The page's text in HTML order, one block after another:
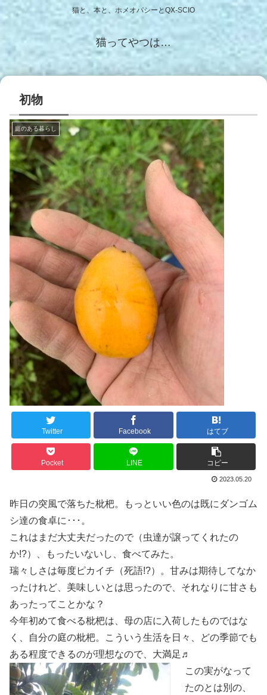
猫と、本と、ホメオパシーとQX-SCIO
猫ってやつは…
初物
庭のある暮らし
Twitter Facebook はてブ
Pocket LINE コピー
2023.05.20
昨日の突風で落ちた枇杷。もっといい色のは既にダンゴム
シ達の食卓に･･･。
これはまだ大丈夫だったので（虫達が譲ってくれたの
か!?）、もったいないし、食べてみた。
瑞々しさは毎度ピカイチ（死語!?）。甘みは期待してなか
ったけれど、美味しいとは思ったので、それなりに甘さも
あったってことかな？
今年初めて食べる枇杷は、母の店に入荷したものではな
く、自分の庭の枇杷。こういう生活を日々、どの季節でも
ある程度できるのが理想なので、大満足♬
この実がなって
たのとは別の、